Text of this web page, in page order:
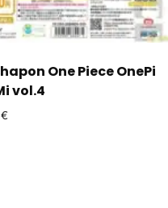
One Piece OnePi
vol.4
€